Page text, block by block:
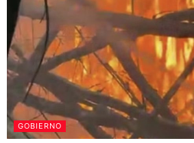
GOBIERNO